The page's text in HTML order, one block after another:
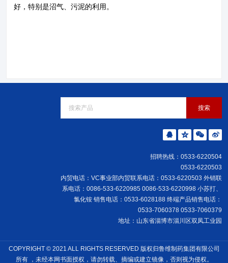
好，特别是沼气、污泥的利用。
招聘热线：0533-6220504
0533-6220503
内贸电话：VC事业部内贸联系电话：0533-6220503 外销联
系电话：0086-533-6220985 0086-533-6220998 小苏打、
氯化铵 销售电话：0533-6028188 终端产品销售电话：
0533-7060378 0533-7060379
地址：山东省淄博市淄川区双凤工业园
COPYRIGHT © 2021 ALL RIGHTS RESERVED 版权归鲁维制药集团有限公司
所有 ，未经本网书面授权，请勿转载、摘编或建立镜像，否则视为侵权。